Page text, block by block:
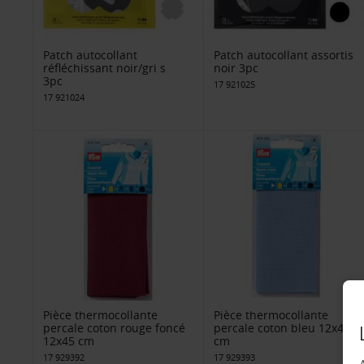
Patch autocollant
réfléchissant noir/gri s
3pc
17 921024
Patch autocollant assortis
noir 3pc
17 921025
Pièce thermocollante
percale coton rouge foncé
12x45 cm
17 929392
Pièce thermocollante
percale coton bleu 12x45
cm
17 929393